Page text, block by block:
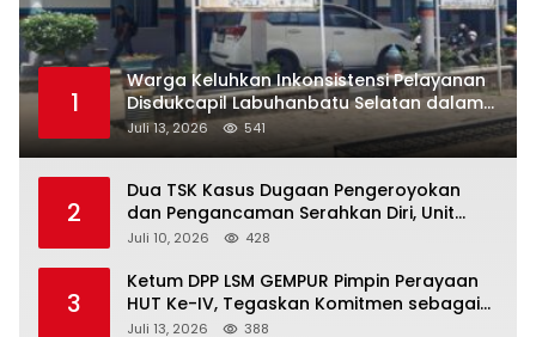
1
Warga Keluhkan Inkonsistensi Pelayanan
Disdukcapil Labuhanbatu Selatan dalam
Pengurusan KK Rusak
Juli 13, 2026 541
2
Dua TSK Kasus Dugaan Pengeroyokan
dan Pengancaman Serahkan Diri, Unit
Reskrim Polsek Lolowau Tuntaskan
Juli 10, 2026 428
3
Ketum DPP LSM GEMPUR Pimpin Perayaan
HUT Ke-IV, Tegaskan Komitmen sebagai
Mitra Pemerintah dan Corong Aspirasi
Juli 13, 2026 388